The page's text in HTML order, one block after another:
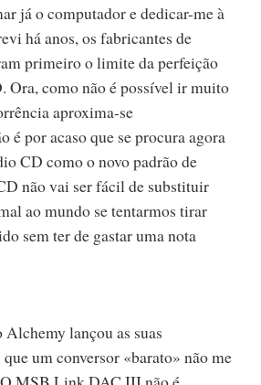
já o computador e dedicar-me à
há anos, os fabricantes de
primeiro o limite da perfeição
Ora, como não é possível ir muito
aproxima-se
é por acaso que se procura agora
CD como o novo padrão de
não vai ser fácil de substituir
ao mundo se tentarmos tirar
sem ter de gastar uma nota
lançou as suas
um conversor «barato» não me